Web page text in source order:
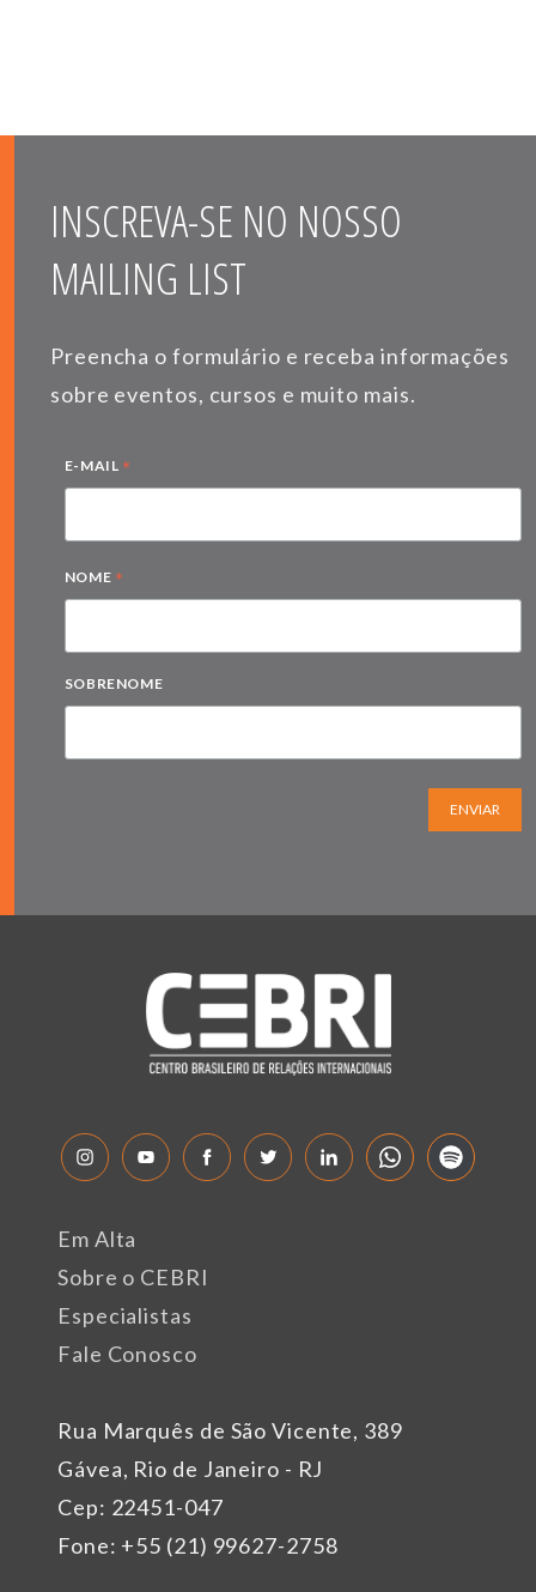
INSCREVA-SE NO NOSSO
MAILING LIST
Preencha o formulário e receba informações
sobre eventos, cursos e muito mais.
E-MAIL *
NOME *
SOBRENOME
ENVIAR
Rua Marquês de São Vicente, 389
Gávea, Rio de Janeiro - RJ
Cep: 22451-047
Fone: +55 (21) 99627-2758
Em Alta
Sobre o CEBRI
Especialistas
Fale Conosco